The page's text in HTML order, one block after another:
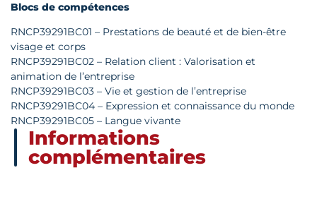
Blocs de compétences
RNCP39291BC01 – Prestations de beauté et de bien-être
visage et corps
RNCP39291BC02 – Relation client : Valorisation et
animation de l’entreprise
RNCP39291BC03 – Vie et gestion de l’entreprise
RNCP39291BC04 – Expression et connaissance du monde
RNCP39291BC05 – Langue vivante
Informations
complémentaires